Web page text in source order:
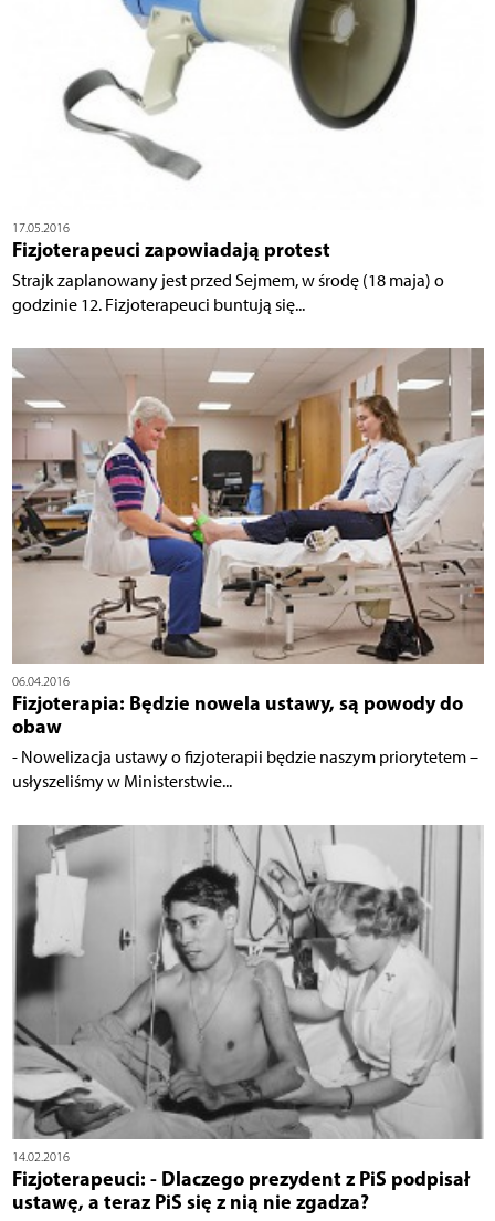
17.05.2016
Fizjoterapeuci zapowiadają protest
Strajk zaplanowany jest przed Sejmem, w środę (18 maja) o
godzinie 12. Fizjoterapeuci buntują się...
06.04.2016
Fizjoterapia: Będzie nowela ustawy, są powody do
obaw
- Nowelizacja ustawy o fizjoterapii będzie naszym priorytetem –
usłyszeliśmy w Ministerstwie...
14.02.2016
Fizjoterapeuci: - Dlaczego prezydent z PiS podpisał
ustawę, a teraz PiS się z nią nie zgadza?